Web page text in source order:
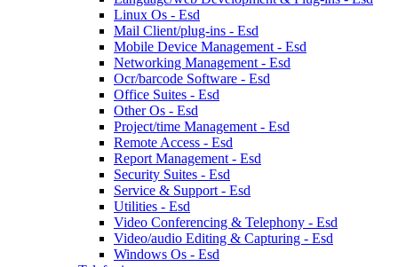
Linux Os - Esd
Mail Client/plug-ins - Esd
Mobile Device Management - Esd
Networking Management - Esd
Ocr/barcode Software - Esd
Office Suites - Esd
Other Os - Esd
Project/time Management - Esd
Remote Access - Esd
Report Management - Esd
Security Suites - Esd
Service & Support - Esd
Utilities - Esd
Video Conferencing & Telephony - Esd
Video/audio Editing & Capturing - Esd
Windows Os - Esd